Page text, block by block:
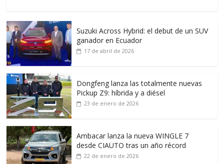
Suzuki Across Hybrid: el debut de un SUV
ganador en Ecuador
17 de abril de 2026
Dongfeng lanza las totalmente nuevas
Pickup Z9: híbrida y a diésel
23 de enero de 2026
Ambacar lanza la nueva WINGLE 7
desde CIAUTO tras un año récord
22 de enero de 2026